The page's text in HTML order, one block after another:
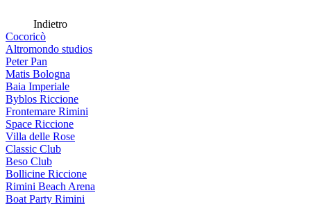
Indietro
Cocoricò
Altromondo studios
Peter Pan
Matis Bologna
Baia Imperiale
Byblos Riccione
Frontemare Rimini
Space Riccione
Villa delle Rose
Classic Club
Beso Club
Bollicine Riccione
Rimini Beach Arena
Boat Party Rimini